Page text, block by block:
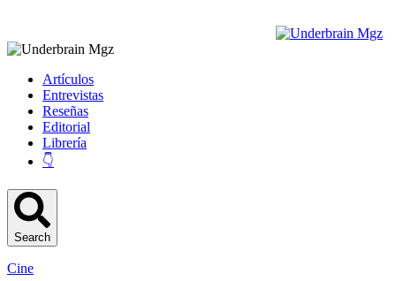
Artículos
Entrevistas
Reseñas
Editorial
Librería
👇
Search
Cine